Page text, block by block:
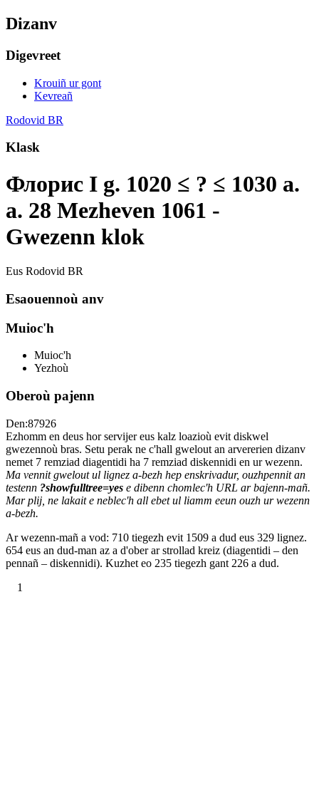
Dizanv
Digevreet
Krouiñ ur gont
Kevreañ
Rodovid BR
Klask
Флорис I g. 1020 ≤ ? ≤ 1030 a.
a. 28 Mezheven 1061 -
Gwezenn klok
Eus Rodovid BR
Esaouennoù anv
Muioc'h
Muioc'h
Yezhoù
Oberoù pajenn
Den:87926
Ezhomm en deus hor servijer eus kalz loazioù evit diskwel
gwezennoù bras. Setu perak ne c'hall gwelout an arvererien dizanv
nemet 7 remziad diagentidi ha 7 remziad diskennidi en ur wezenn.
Ma vennit gwelout ul lignez a-bezh hep enskrivadur, ouzhpennit an
testenn ?showfulltree=yes e dibenn chomlec'h URL ar bajenn-mañ.
Mar plij, ne lakait e neblec'h all ebet ul liamm eeun ouzh ur wezenn
a-bezh.
Ar wezenn-mañ a vod: 710 tiegezh evit 1509 a dud eus 329 lignez.
654 eus an dud-man az a d'ober ar strollad kreiz (diagentidi – den
pennañ – diskennidi). Kuzhet eo 235 tiegezh gant 226 a dud.
1